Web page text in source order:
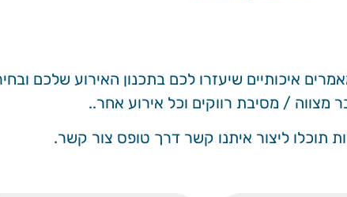
איכותיים שיעזרו לכם בתכנון האירוע שלכם
מצווה / מסיבת רווקים וכל אירוע אחר..
תוכלו ליצור איתנו קשר דרך טופס צור קשר.